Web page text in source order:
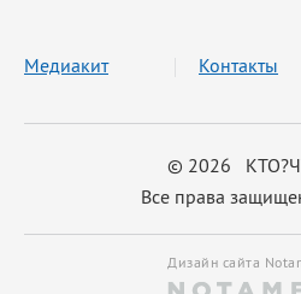
© 2026
Все права
Медиакит Контакты
Дизайн сайта